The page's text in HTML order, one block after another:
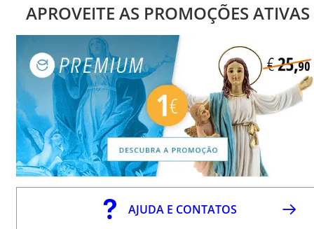
APROVEITE AS PROMOÇÕES ATIVAS
AJUDA E CONTATOS